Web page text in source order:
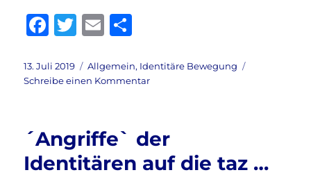
F
c
e
o
o
T
it
te
E
ai
l
le
n
Veröffentlicht
am
13. Juli 2019 Kategorien
Allgemein, Identitäre Bewegung
Schreibe einen Kommentarzu
Leser!
´Angriffe` der
Identitären auf die taz …